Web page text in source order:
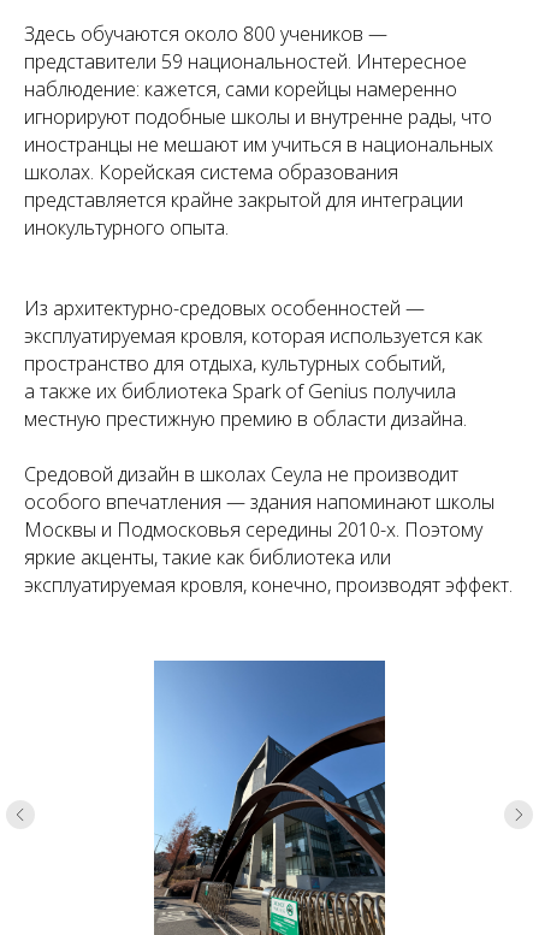
Здесь обучаются около 800 учеников —
представители 59 национальностей. Интересное
наблюдение: кажется, сами корейцы намеренно
игнорируют подобные школы и внутренне рады, что
иностранцы не мешают им учиться в национальных
школах. Корейская система образования
представляется крайне закрытой для интеграции
инокультурного опыта.
Из архитектурно-средовых особенностей —
эксплуатируемая кровля, которая используется как
пространство для отдыха, культурных событий,
а также их библиотека Spark of Genius получила
местную престижную премию в области дизайна.
Средовой дизайн в школах Сеула не производит
особого впечатления — здания напоминают школы
Москвы и Подмосковья середины 2010-х. Поэтому
яркие акценты, такие как библиотека или
эксплуатируемая кровля, конечно, производят эффект.